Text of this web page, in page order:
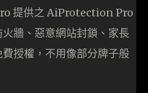
提供之 AiProtection Pro
牆、惡意網站封鎖、家長
授權，不用像部分牌子般